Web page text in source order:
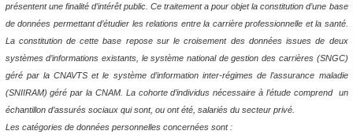
présentent une finalité d’intérêt public. Ce traitement a pour objet la constitution d’une base
de données permettant d’étudier les relations entre la carrière professionnelle et la santé.
La constitution de cette base repose sur le croisement des données issues de deux
systèmes d’informations existants, le système national de gestion des carrières (SNGC)
géré par la CNAVTS et le système d’information inter-régimes de l’assurance maladie
(SNIIRAM) géré par la CNAM. La cohorte d’individus nécessaire à l’étude comprend un
échantillon d’assurés sociaux qui sont, ou ont été, salariés du secteur privé.
Les catégories de données personnelles concernées sont :